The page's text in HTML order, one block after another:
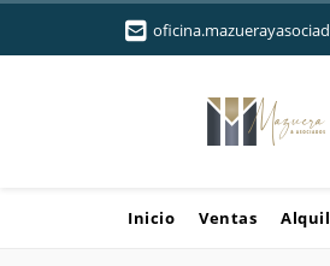
Inicio Ventas